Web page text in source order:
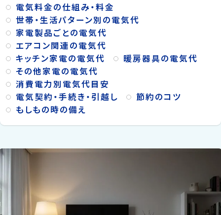
電気料金の仕組み・料金
世帯・生活パターン別の電気代
家電製品ごとの電気代
エアコン関連の電気代
キッチン家電の電気代
暖房器具の電気代
その他家電の電気代
消費電力別電気代目安
電気契約・手続き・引越し
節約のコツ
もしもの時の備え